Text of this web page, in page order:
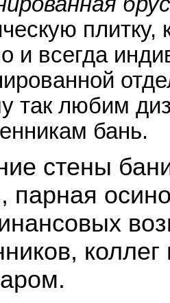
плитку,
и всегда
так любим
бань.
стены
парная